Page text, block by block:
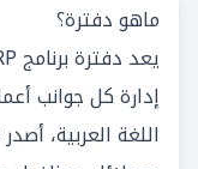
ماهو دفترة؟
إدارة كل جوانب
اللغة العربية،